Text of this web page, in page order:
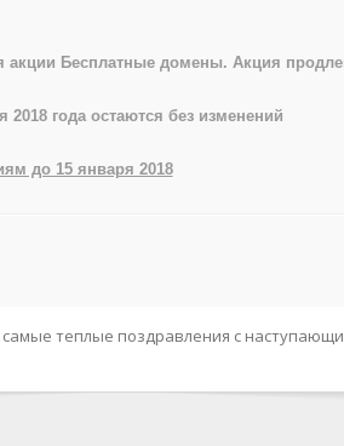
Бесплатные домены. Акция
года остаются без изменений
до 15 января 2018
теплые поздравления с